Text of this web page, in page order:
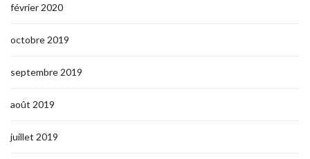
février 2020
octobre 2019
septembre 2019
août 2019
juillet 2019